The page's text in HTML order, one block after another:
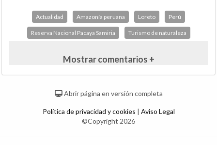
Actualidad Amazonía peruana Loreto Perú
Reserva Nacional Pacaya Samiria Turismo de naturaleza
Mostrar comentarios +
Abrir página en versión completa
Política de privacidad y cookies | Aviso Legal
©Copyright 2026